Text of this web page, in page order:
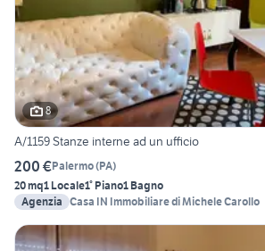
8
A/1159 Stanze interne ad un ufficio
200 €Palermo(PA)
20 mq1 Locale1° Piano1 Bagno
Agenzia Casa IN Immobiliare di Michele Carollo